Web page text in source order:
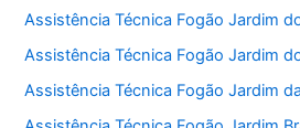
Assistência Técnica Fogão Jardim
Assistência Técnica Fogão Jardim
Assistência Técnica Fogão Jardim